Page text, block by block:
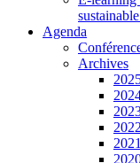
Agenda
Archives
2022
2021